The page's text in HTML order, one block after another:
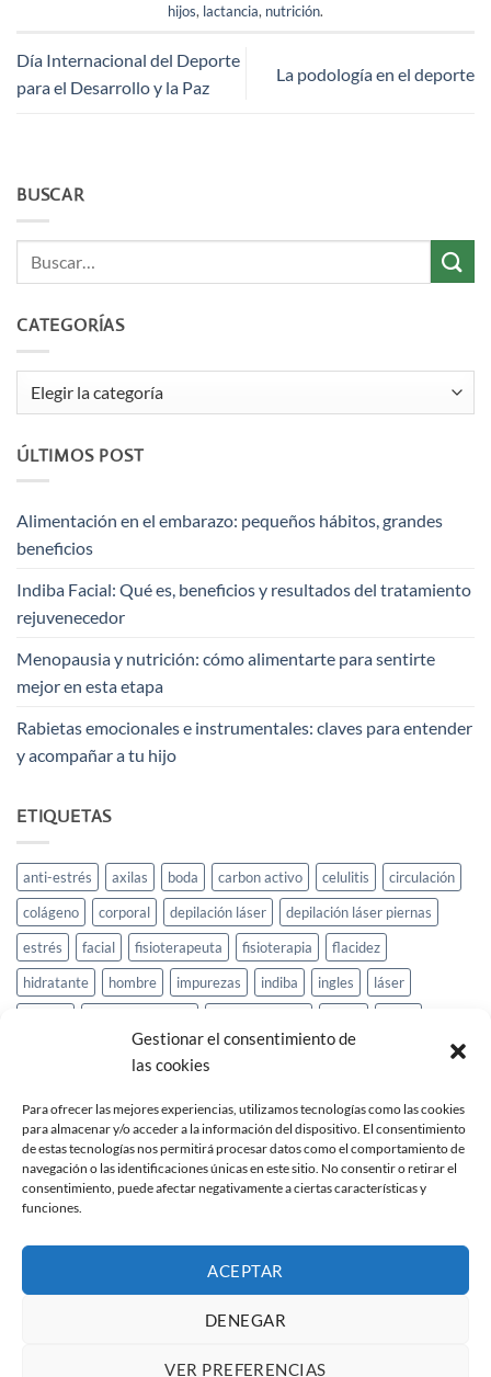
Gestionar el consentimiento de
las cookies
Para ofrecer las mejores experiencias, utilizamos tecnologías como las cookies
para almacenar y/o acceder a la información del dispositivo. El consentimiento
de estas tecnologías nos permitirá procesar datos como el comportamiento de
navegación o las identificaciones únicas en este sitio. No consentir o retirar el
consentimiento, puede afectar negativamente a ciertas características y
funciones.
ACEPTAR
DENEGAR
VER PREFERENCIAS
hijos, lactancia, nutrición.
Día Internacional del Deporte
para el Desarrollo y la Paz
La podología en el deporte
BUSCAR
CATEGORÍAS
ÚLTIMOS POST
Alimentación en el embarazo: pequeños hábitos, grandes
beneficios
Indiba Facial: Qué es, beneficios y resultados del tratamiento
rejuvenecedor
Menopausia y nutrición: cómo alimentarte para sentirte
mejor en esta etapa
Rabietas emocionales e instrumentales: claves para entender
y acompañar a tu hijo
ETIQUETAS
anti-estrés axilas boda carbon activo celulitis
circulación
colágeno
corporal depilación láser
depilación láser piernas
estrés
facial fisioterapeuta fisioterapia
flacidez
hidratante
hombre impurezas indiba ingles
láser
relajante
relax ritual de orquídeas rostro
skeyndor
skinderma
toxinas ácido hialurónico
Visa
MasterCard
Política de Privacidad
Política de cookies